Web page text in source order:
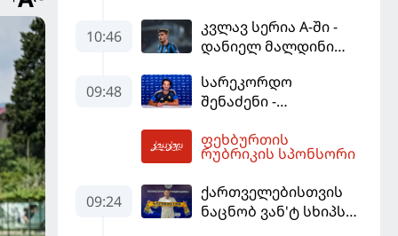
განაგრძობს
10:46
კვლავ სერია A-ში -
დანიელ მალდინი
ღირსებას დაიცავს
09:48
სარეკორდო
შენაძენი -
ლიგის მორიგ გუნდში
გადავიდა
ფეხბურთის
რუბრიკის სპონსორი
09:24
ქართველებისთვის
ნაცნობ ვან'ტ სხიპს